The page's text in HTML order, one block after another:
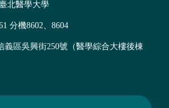
北醫學大學
分機8602、8604
義區吳興街250號（醫學綜合大樓後棟